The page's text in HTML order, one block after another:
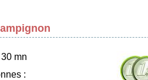
mn
: